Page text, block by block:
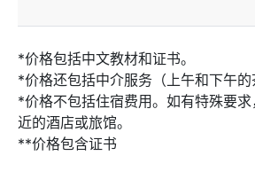
*价格包括中文教材和证书。
*价格还包括中介服务（上午和下午的
*价格不包括住宿费用。如有特殊要
近的酒店或旅馆。
**价格包含证书